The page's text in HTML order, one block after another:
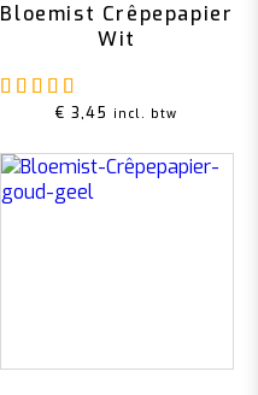
Bloemist Crêpepapier
Wit
€ 3,45 incl. btw